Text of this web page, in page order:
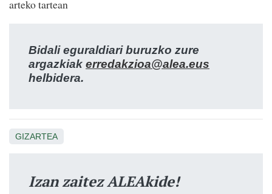
arteko tartean
Bidali eguraldiari buruzko zure
argazkiak erredakzioa@alea.eus
helbidera.
GIZARTEA
Izan zaitez ALEAkide!